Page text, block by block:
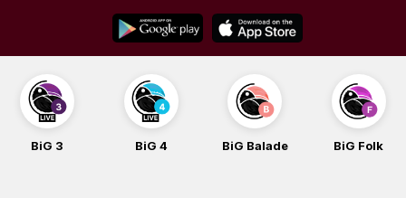
content
BiG 3 BiG 4 BiG Balade BiG Folk